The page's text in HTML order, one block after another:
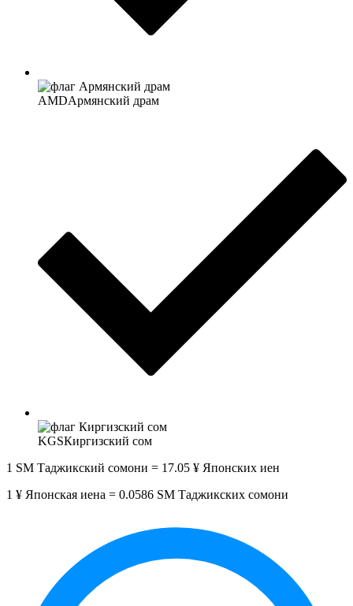
AMDАрмянский драм
KGSКиргизский сом
1 SM Таджикский сомони = 17.05 ¥ Японских иен
1 ¥ Японская иена = 0.0586 SM Таджикских сомони